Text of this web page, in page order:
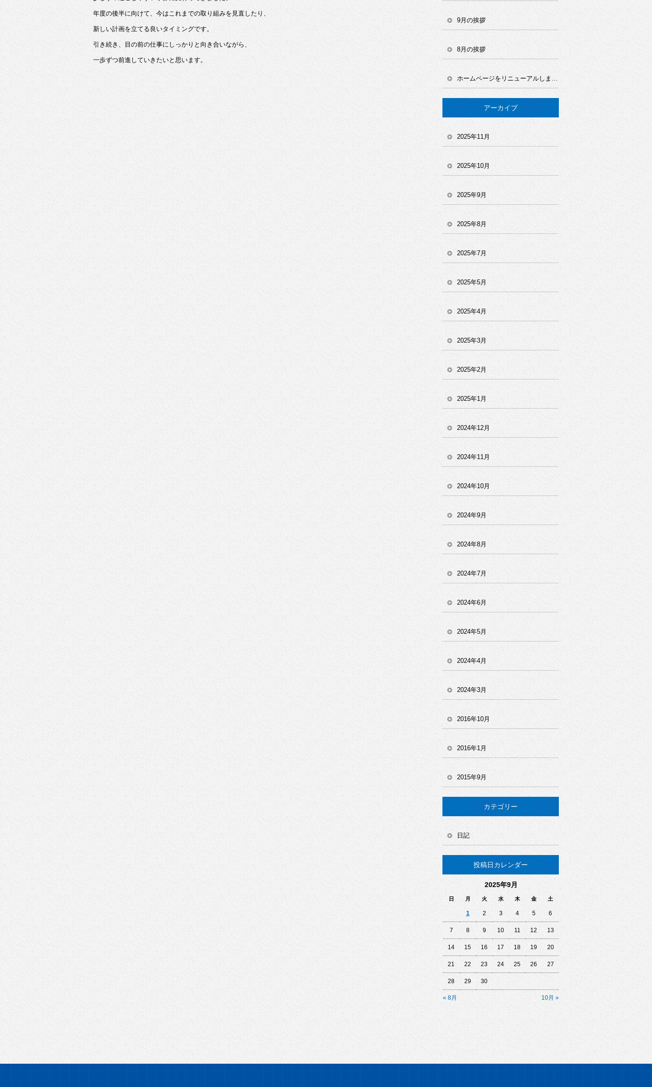
b
o
o
k
年度の後半に向けて、今はこれまでの取り組みを見直したり、
新しい計画を立てる良いタイミングです。
引き続き、目の前の仕事にしっかりと向き合いながら、
一歩ずつ前進していきたいと思います。
9月の挨拶
8月の挨拶
ホームページをリニューアルしました！
アーカイブ
2025年11月
2025年10月
2025年9月
2025年8月
2025年7月
2025年5月
2025年4月
2025年3月
2025年2月
2025年1月
2024年12月
2024年11月
2024年10月
2024年9月
2024年8月
2024年7月
2024年6月
2024年5月
2024年4月
2024年3月
2016年10月
2016年1月
2015年9月
カテゴリー
日記
投稿日カレンダー
2025年9月
日 月 火 水 木 金 土
« 8月 10月 »
1 2 3 4 5 6
7 8 9 10 11 12 13
14 15 16 17 18 19 20
21 22 23 24 25 26 27
28 29 30